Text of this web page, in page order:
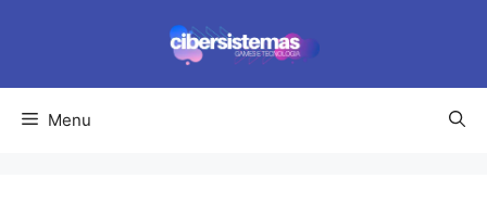
conteúdo
Menu